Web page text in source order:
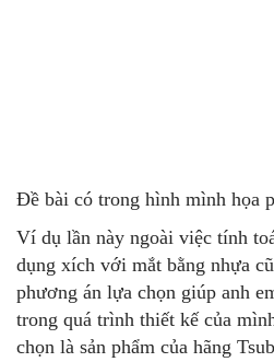
Đề bài có trong hình mình họa
Ví dụ lần này ngoài việc tính
dụng xích với mắt bằng nhựa
phương án lựa chọn giúp anh
trong quá trình thiết kế của
chọn là sản phẩm của hãng